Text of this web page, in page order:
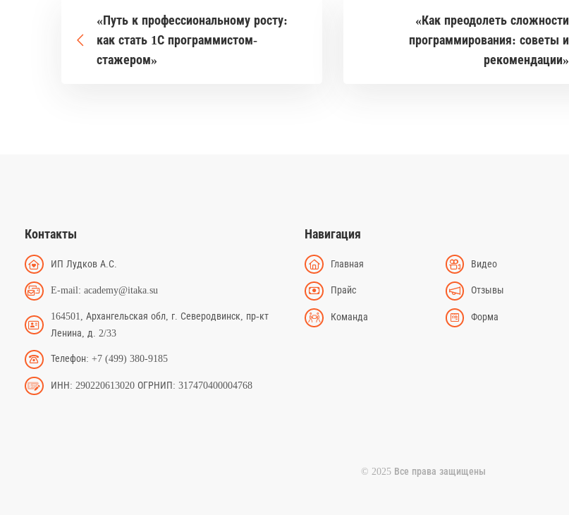
«Путь к профессиональному росту:
как стать 1С программистом-
стажером»
«Как преодолеть сложности
программирования: советы и
рекомендации»
Контакты
ИП Лудков А.С.
E-mail: academy@itaka.su
164501, Архангельская обл, г. Северодвинск, пр-кт
Ленина, д. 2/33
Телефон: +7 (499) 380-9185
ИНН: 290220613020 ОГРНИП: 317470400004768
Навигация
Главная Видео
Прайс Отзывы
Команда Форма
© 2025 Все права защищены